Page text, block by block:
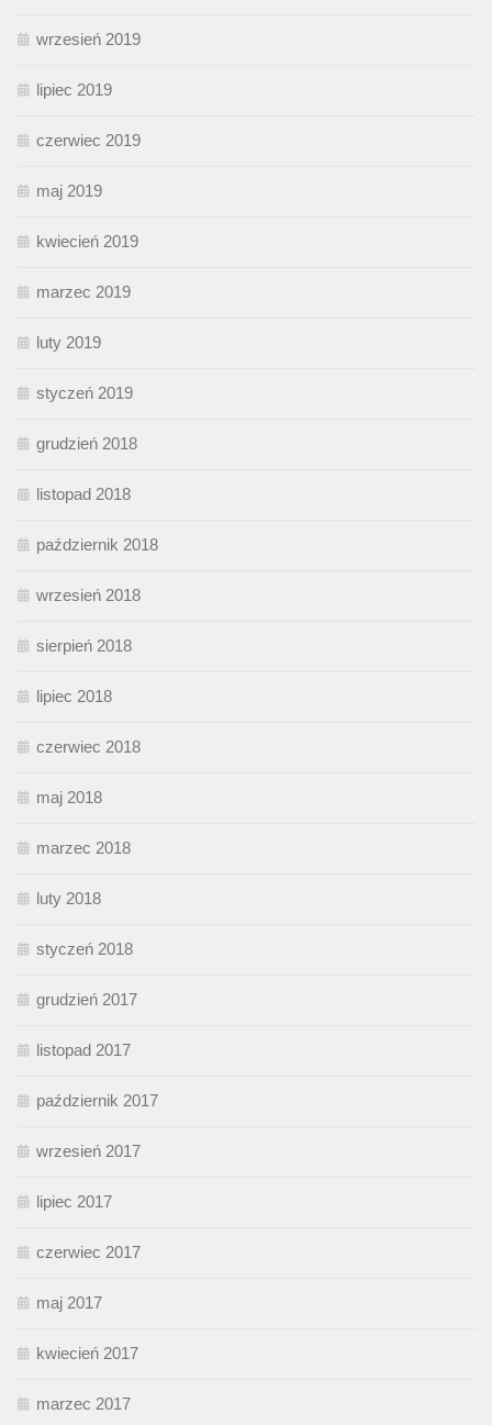
wrzesień 2019
lipiec 2019
czerwiec 2019
maj 2019
kwiecień 2019
marzec 2019
luty 2019
styczeń 2019
grudzień 2018
listopad 2018
październik 2018
wrzesień 2018
sierpień 2018
lipiec 2018
czerwiec 2018
maj 2018
marzec 2018
luty 2018
styczeń 2018
grudzień 2017
listopad 2017
październik 2017
wrzesień 2017
lipiec 2017
czerwiec 2017
maj 2017
kwiecień 2017
marzec 2017